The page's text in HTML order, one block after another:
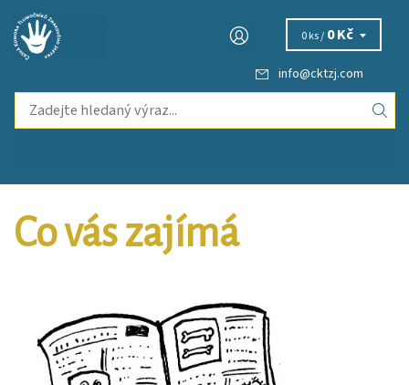
info@cktzj.com
0 ks / 0 Kč
Co vás zajímá